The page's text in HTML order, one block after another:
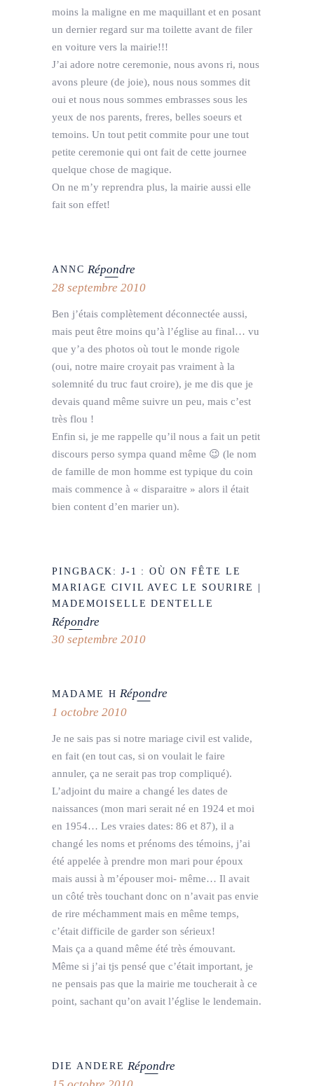
moins la maligne en me maquillant et en posant
un dernier regard sur ma toilette avant de filer
en voiture vers la mairie!!!
J’ai adore notre ceremonie, nous avons ri, nous
avons pleure (de joie), nous nous sommes dit
oui et nous nous sommes embrasses sous les
yeux de nos parents, freres, belles soeurs et
temoins. Un tout petit commite pour une tout
petite ceremonie qui ont fait de cette journee
quelque chose de magique.
On ne m’y reprendra plus, la mairie aussi elle
fait son effet!
ANNC Répondre
28 septembre 2010
Ben j’étais complètement déconnectée aussi,
mais peut être moins qu’à l’église au final… vu
que y’a des photos où tout le monde rigole
(oui, notre maire croyait pas vraiment à la
solemnité du truc faut croire), je me dis que je
devais quand même suivre un peu, mais c’est
très flou !
Enfin si, je me rappelle qu’il nous a fait un petit
discours perso sympa quand même 😉 (le nom
de famille de mon homme est typique du coin
mais commence à « disparaitre » alors il était
bien content d’en marier un).
PINGBACK: J-1 : OÙ ON FÊTE LE
MARIAGE CIVIL AVEC LE SOURIRE |
MADEMOISELLE DENTELLE
Répondre
30 septembre 2010
MADAME H Répondre
1 octobre 2010
Je ne sais pas si notre mariage civil est valide,
en fait (en tout cas, si on voulait le faire
annuler, ça ne serait pas trop compliqué).
L’adjoint du maire a changé les dates de
naissances (mon mari serait né en 1924 et moi
en 1954… Les vraies dates: 86 et 87), il a
changé les noms et prénoms des témoins, j’ai
été appelée à prendre mon mari pour époux
mais aussi à m’épouser moi- même… Il avait
un côté très touchant donc on n’avait pas envie
de rire méchamment mais en même temps,
c’était difficile de garder son sérieux!
Mais ça a quand même été très émouvant.
Même si j’ai tjs pensé que c’était important, je
ne pensais pas que la mairie me toucherait à ce
point, sachant qu’on avait l’église le lendemain.
DIE ANDERE Répondre